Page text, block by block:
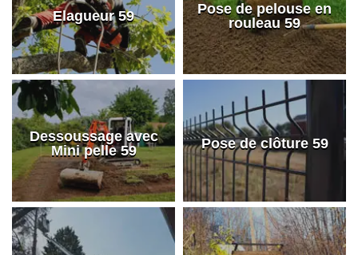
Elagueur 59
Pose de pelouse en
rouleau 59
Dessoussage avec
Mini pelle 59
Pose de clôture 59